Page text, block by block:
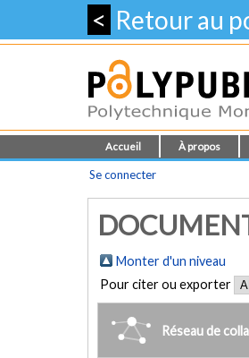
< Retour au
Accueil À propos
Se connecter
Monter d'un niveau
Pour citer ou exporter
Réseau de